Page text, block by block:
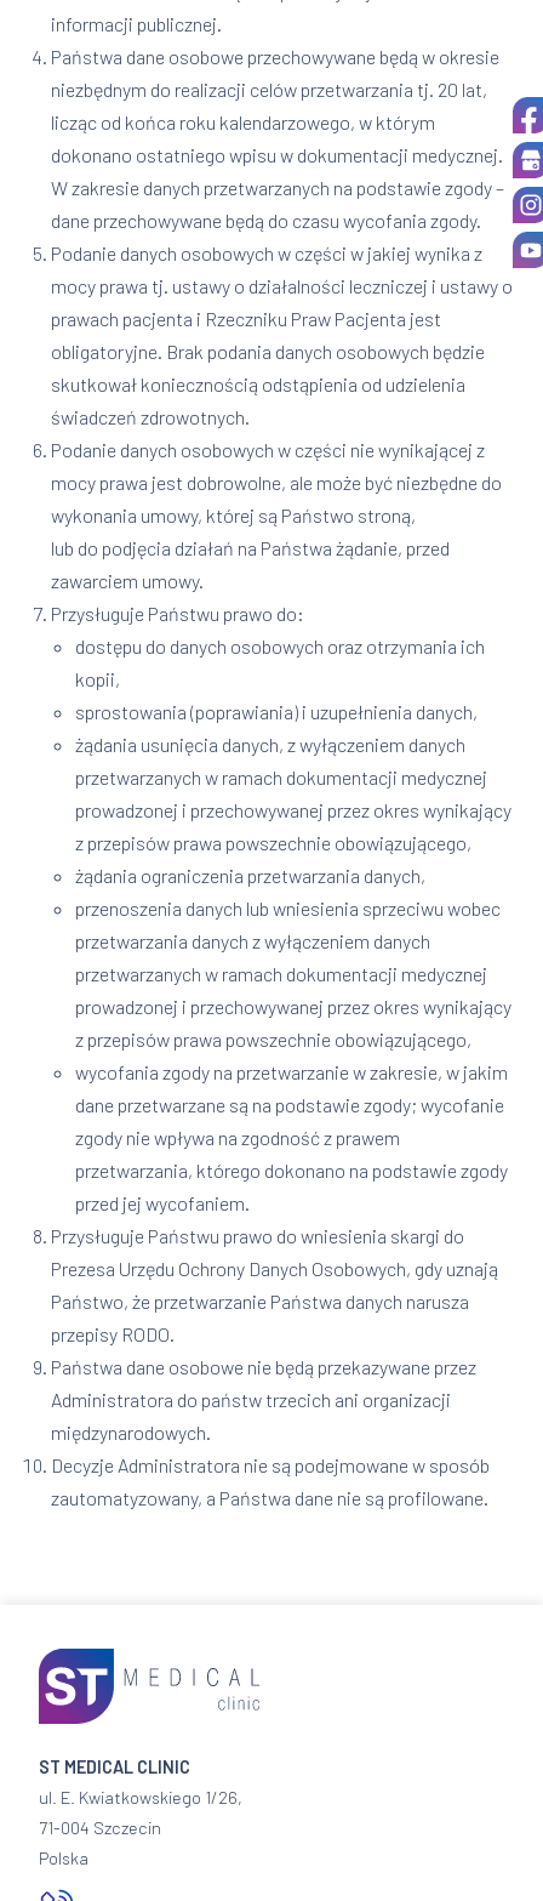
informacji publicznej.
Państwa dane osobowe przechowywane będą w okresie
niezbędnym do realizacji celów przetwarzania tj. 20 lat,
licząc od końca roku kalendarzowego, w którym
dokonano ostatniego wpisu w dokumentacji medycznej.
W zakresie danych przetwarzanych na podstawie zgody –
dane przechowywane będą do czasu wycofania zgody.
Podanie danych osobowych w części w jakiej wynika z
mocy prawa tj. ustawy o działalności leczniczej i ustawy o
prawach pacjenta i Rzeczniku Praw Pacjenta jest
obligatoryjne. Brak podania danych osobowych będzie
skutkował koniecznością odstąpienia od udzielenia
świadczeń zdrowotnych.
Podanie danych osobowych w części nie wynikającej z
mocy prawa jest dobrowolne, ale może być niezbędne do
wykonania umowy, której są Państwo stroną,
lub do podjęcia działań na Państwa żądanie, przed
zawarciem umowy.
Przysługuje Państwu prawo do:
dostępu do danych osobowych oraz otrzymania ich
kopii,
sprostowania (poprawiania) i uzupełnienia danych,
żądania usunięcia danych, z wyłączeniem danych
przetwarzanych w ramach dokumentacji medycznej
prowadzonej i przechowywanej przez okres wynikający
z przepisów prawa powszechnie obowiązującego,
żądania ograniczenia przetwarzania danych,
przenoszenia danych lub wniesienia sprzeciwu wobec
przetwarzania danych z wyłączeniem danych
przetwarzanych w ramach dokumentacji medycznej
prowadzonej i przechowywanej przez okres wynikający
z przepisów prawa powszechnie obowiązującego,
wycofania zgody na przetwarzanie w zakresie, w jakim
dane przetwarzane są na podstawie zgody; wycofanie
zgody nie wpływa na zgodność z prawem
przetwarzania, którego dokonano na podstawie zgody
przed jej wycofaniem.
Przysługuje Państwu prawo do wniesienia skargi do
Prezesa Urzędu Ochrony Danych Osobowych, gdy uznają
Państwo, że przetwarzanie Państwa danych narusza
przepisy RODO.
Państwa dane osobowe nie będą przekazywane przez
Administratora do państw trzecich ani organizacji
międzynarodowych.
Decyzje Administratora nie są podejmowane w sposób
zautomatyzowany, a Państwa dane nie są profilowane.
ST MEDICAL CLINIC
ul. E. Kwiatkowskiego 1/26,
71-004 Szczecin
Polska